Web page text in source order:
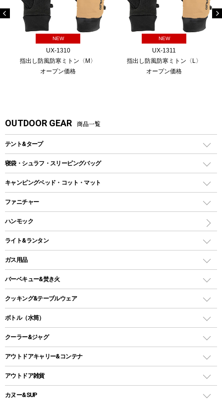
NEW
UX-1310
指出し防風防寒ミトン〈M〉
オープン価格
NEW
UX-1311
指出し防風防寒ミトン〈L〉
オープン価格
OUTDOOR GEAR 商品一覧
テント&タープ
テント
ツールームテント
ワンポールテント
シェルターテント
ロッジ型・オリジナルテント
タープ
スクエアタープ（レクタタープ）
メッシュタープ
自立式タープ
パラソル
テントアクセサリー
ペグ
寝袋・シュラフ・スリーピングバッグ
レクタングラー型（封筒型）シュラフ
インナーシュラフ
キャンピングベッド・コット・マット
キャンピングベッド・コット
インフレータブルマット
ファニチャー
アウトドアテーブル
レジャーシート
ハンモック
ライト&ランタン
LEDランタン
ガスランタン
オイルランタン
LEDライト
ヘッドライト
キャンドル
ガス用品
ガスバーナー
ガス缶
ガストーチ、ライター
バーベキュー&焚き火
バーベキューコンロ、グリル
焚き火台タイプ（ロースタイル）グリル
卓上タイプグリル
パーティータイプグリル
鉄板、アミ
クッキング&テーブルウェア
ダッチオーブン
ホットサンドメーカー
クッカーセット
シェラカップ
ボトル（水筒）
ステンレスボトル
コップ付きタイプ
ワンタッチタイプ
プラスチックボトル
クーラー&ジャグ
クーラーボックス
クーラーバッグ
ウォータージャグ
アウトドアキャリー&コンテナ
アウトドアキャリー
アウトドア雑貨
バックパック&バッグ
カヌー&SUP